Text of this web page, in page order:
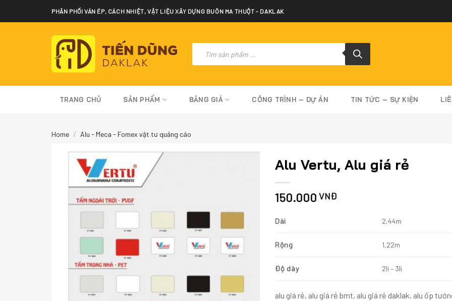
PHÂN PHỐI VÁN ÉP, CÁCH NHIỆT, VẬT LIỆU XÂY DỰNG BUÔN MA THUỘT - DAKLAK
Tìm
phẩm
TRANG CHỦ SẢN PHẨM BẢNG GIÁ CÔNG TRÌNH – DỰ ÁN TIN TỨC – SỰ KIỆN
Home / Alu - Meca - Fomex vật tư quảng cáo
Alu Vertu, Alu giá rẻ
150.000 VNĐ
Dài 2,44m
Rộng 1,22m
Độ dày 2li – 3li
alu giá rẻ, alu giá rẻ bmt, alu giá rẻ daklak, alu ốp